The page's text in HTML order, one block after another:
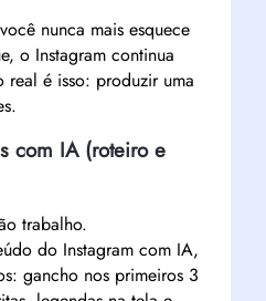
nunca mais esquece
o Instagram continua
real é isso: produzir uma
com IA (roteiro e
trabalho.
do Instagram com IA,
gancho nos primeiros 3